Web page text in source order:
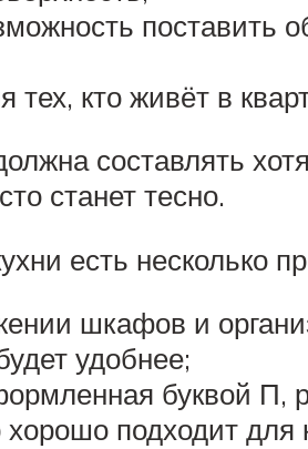
поставить
тех, кто живёт в
составлять
станет тесно.
есть несколько
шкафов и
удобнее;
буквой П,
подходит для